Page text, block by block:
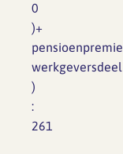
0
)+
pensioenpremie
werkgeversdeel
)
:
261